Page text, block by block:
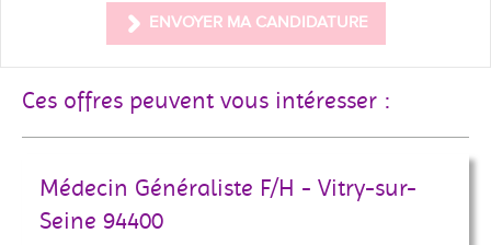
ENVOYER MA CANDIDATURE
Ces offres peuvent vous intéresser :
Médecin Généraliste F/H - Vitry-sur-
Seine 94400